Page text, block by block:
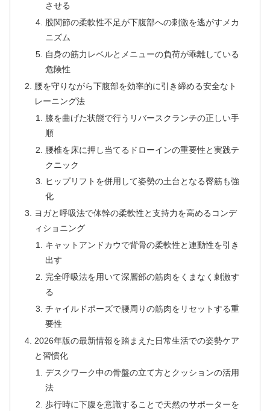
させる
股関節の柔軟性不足が下腹部への刺激を逃がすメカ
ニズム
自身の筋力レベルとメニューの負荷が乖離している
危険性
腰を守りながら下腹部を効率的に引き締める安全なト
レーニング法
膝を曲げた状態で行うリバースクランチの正しい手
順
腰椎を床に押し当てるドローインの重要性と実践テ
クニック
ヒップリフトを併用して姿勢の土台となる臀筋も強
化
ヨガと呼吸法で体幹の柔軟性と支持力を高めるコンデ
ィショニング
キャットアンドカウで背骨の柔軟性と連動性を引き
出す
完全呼吸法を用いて深層部の筋肉をくまなく刺激す
る
チャイルドポーズで腰周りの筋肉をリセットする重
要性
2026年版の最新情報を踏まえた日常生活での姿勢ケア
と習慣化
デスクワーク中の骨盤の立て方とクッションの活用
法
歩行時に下腹を意識することで天然のサポーターを